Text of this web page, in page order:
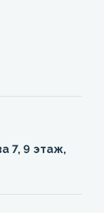
7, 9 этаж,